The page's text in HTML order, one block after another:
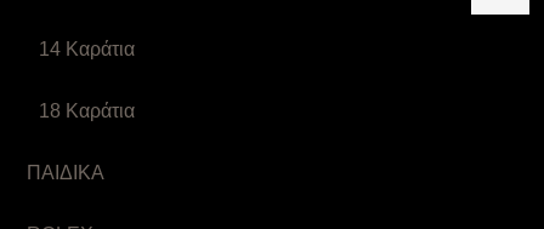
14 Καράτια
18 Καράτια
ΠΑΙΔΙΚΑ